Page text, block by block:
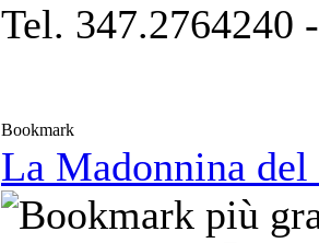
Tel. 347.2764240
Bookmark
La Madonnina del